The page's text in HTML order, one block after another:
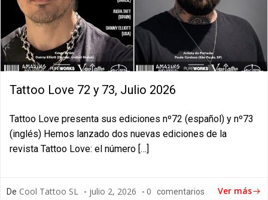
Tattoo Love 72 y 73, Julio 2026
Tattoo Love presenta sus ediciones nº72 (español) y nº73
(inglés) Hemos lanzado dos nuevas ediciones de la
revista Tattoo Love: el número […]
De Cool Tattoo SL - julio 2, 2026 - 0 comentarios Ver más